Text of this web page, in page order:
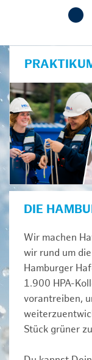
DIE
Wir machen
wir rund um
Hamburger
1.900 HPA-
vorantreiben,
Stück grüner